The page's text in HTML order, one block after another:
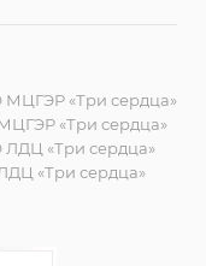
«Три сердца»
«Три сердца»
«Три сердца»
«Три сердца»